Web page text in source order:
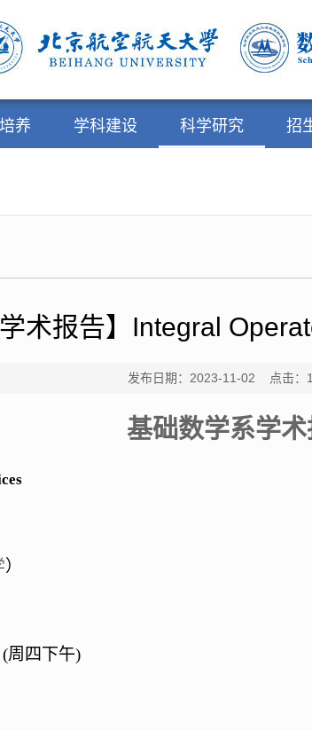
养 学科建设 科学研究 招
学术报告】Integral
发布日期：2023-11-02 点击：
基础数学系学
）
(周 四下午)